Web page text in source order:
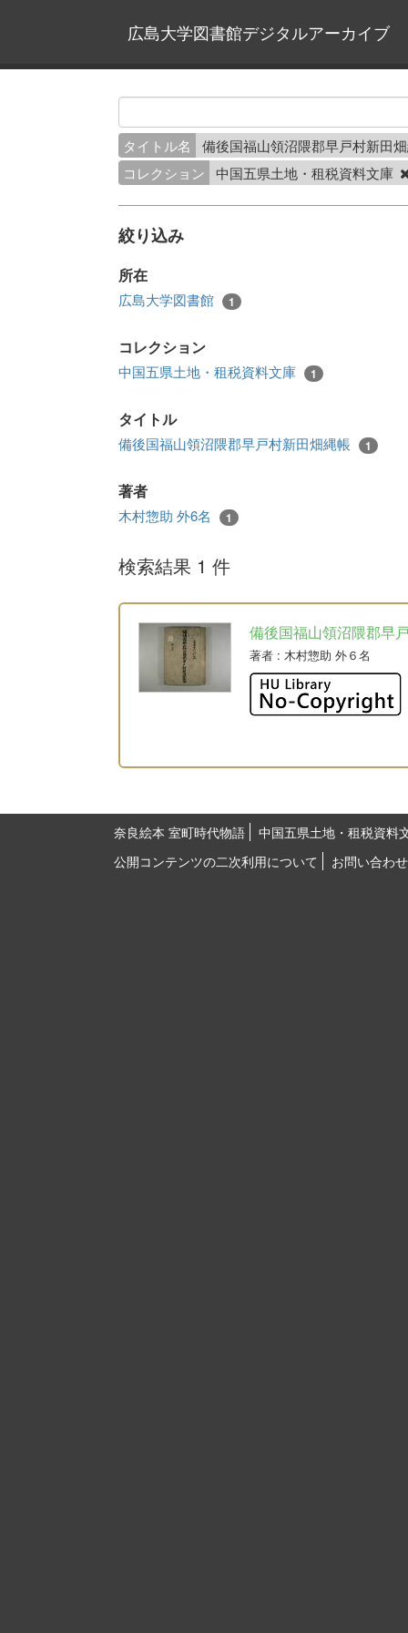
広島大学図書館デジタルアーカイブ
タイトル名
備後国福山領沼隈郡早戸村新田
コレクション
中国五県土地・租税資料文庫
絞り込み
所在
広島大学図書館 1
コレクション
中国五県土地・租税資料文庫 1
タイトル
備後国福山領沼隈郡早戸村新田畑縄帳 1
著者
木村惣助 外6名 1
検索結果 1 件
備後国福山領沼隈郡早
著者 : 木村惣助 外６名
奈良絵本 室町時代物語
中国五県土地・租税資料
公開コンテンツの二次利用について
お問い合わせ